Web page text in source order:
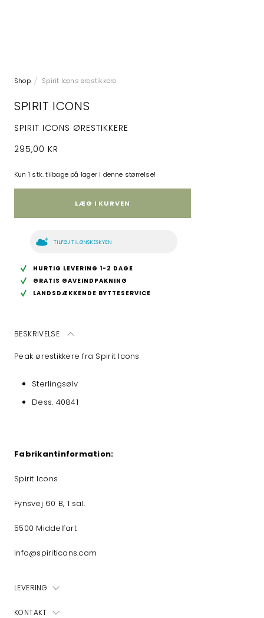
Shop Spirit Icons ørestikkere
SPIRIT ICONS
SPIRIT ICONS ØRESTIKKERE
295,00 KR
Kun 1 stk. tilbage på lager i denne størrelse!
LÆG I KURVEN
TILFØJ TIL ØNSKESKYEN
HURTIG LEVERING 1-2 DAGE
GRATIS GAVEINDPAKNING
LANDSDÆKKENDE BYTTESERVICE
BESKRIVELSE
Peak ørestikkere fra Spirit Icons
Sterlingsølv
Dess. 40841
Fabrikantinformation:
Spirit Icons
Fynsvej 60 B, 1 sal.
5500 Middelfart
info@spiriticons.com
LEVERING
KONTAKT